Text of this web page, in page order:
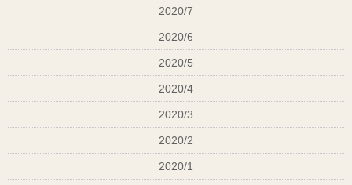
2020/7
2020/6
2020/5
2020/4
2020/3
2020/2
2020/1